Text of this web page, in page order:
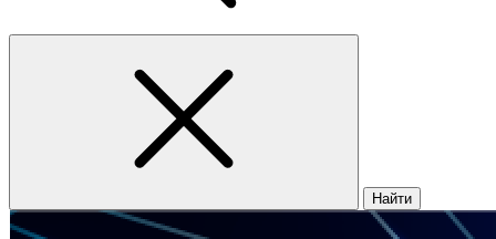
Найти